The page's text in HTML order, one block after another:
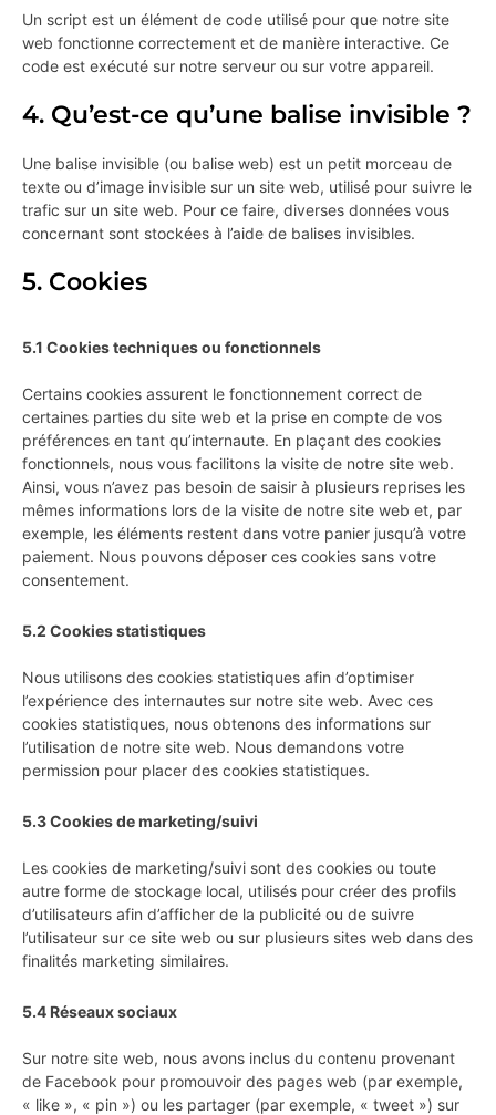
Un script est un élément de code utilisé pour que notre site
web fonctionne correctement et de manière interactive. Ce
code est exécuté sur notre serveur ou sur votre appareil.
4. Qu’est-ce qu’une balise invisible ?
Une balise invisible (ou balise web) est un petit morceau de
texte ou d’image invisible sur un site web, utilisé pour suivre le
trafic sur un site web. Pour ce faire, diverses données vous
concernant sont stockées à l’aide de balises invisibles.
5. Cookies
5.1 Cookies techniques ou fonctionnels
Certains cookies assurent le fonctionnement correct de
certaines parties du site web et la prise en compte de vos
préférences en tant qu’internaute. En plaçant des cookies
fonctionnels, nous vous facilitons la visite de notre site web.
Ainsi, vous n’avez pas besoin de saisir à plusieurs reprises les
mêmes informations lors de la visite de notre site web et, par
exemple, les éléments restent dans votre panier jusqu’à votre
paiement. Nous pouvons déposer ces cookies sans votre
consentement.
5.2 Cookies statistiques
Nous utilisons des cookies statistiques afin d’optimiser
l’expérience des internautes sur notre site web. Avec ces
cookies statistiques, nous obtenons des informations sur
l’utilisation de notre site web. Nous demandons votre
permission pour placer des cookies statistiques.
5.3 Cookies de marketing/suivi
Les cookies de marketing/suivi sont des cookies ou toute
autre forme de stockage local, utilisés pour créer des profils
d’utilisateurs afin d’afficher de la publicité ou de suivre
l’utilisateur sur ce site web ou sur plusieurs sites web dans des
finalités marketing similaires.
5.4 Réseaux sociaux
Sur notre site web, nous avons inclus du contenu provenant
de Facebook pour promouvoir des pages web (par exemple,
« like », « pin ») ou les partager (par exemple, « tweet ») sur